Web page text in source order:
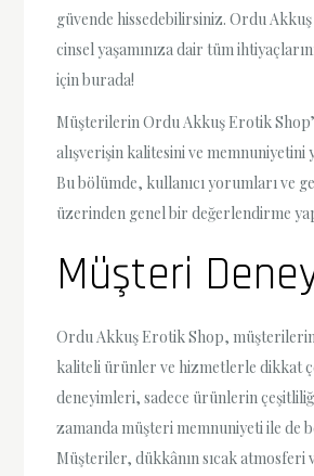
güvende hissedebilirsiniz. Ordu
cinsel yaşamınıza dair tüm
için burada!
Müşterilerin Ordu Akkuş Erotik
alışverişin kalitesini ve memnuniyetini
Bu bölümde, kullanıcı yorumları ve
üzerinden genel bir değerlendirme
Müşteri
Ordu Akkuş Erotik Shop,
kaliteli ürünler ve hizmetlerle dikkat
deneyimleri, sadece ürünlerin
zamanda müşteri memnuniyeti ile de
Müşteriler, dükkânın sıcak atmosferi